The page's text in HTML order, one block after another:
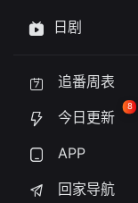
日剧
追番周表
今日更新
8
APP
回家导航